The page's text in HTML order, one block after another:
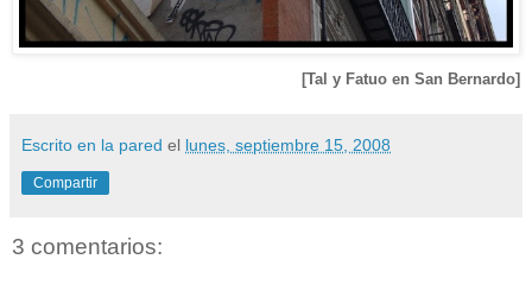
[Tal y Fatuo en San Bernardo]
Escrito en la pared el lunes, septiembre 15, 2008
Compartir
3 comentarios: